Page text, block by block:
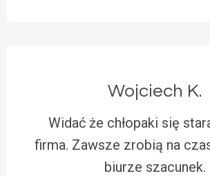
Wojciech K.
Widać że chłopaki się
firma. Zawsze zrobią na
biurze szacunek.